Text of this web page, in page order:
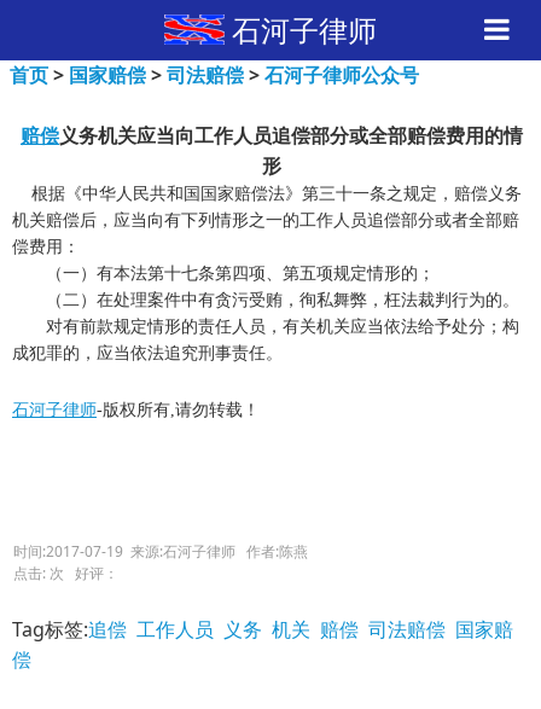
石河子律师
首页> 国家赔偿>司法赔偿>石河子律师公众号
赔偿义务机关应当向工作人员追偿部分或全部赔偿费用的情
形
根据《中华人民共和国国家赔偿法》第三十一条之规定，赔偿义务
机关赔偿后，应当向有下列情形之一的工作人员追偿部分或者全部赔
偿费用：
（一）有本法第十七条第四项、第五项规定情形的；
（二）在处理案件中有贪污受贿，徇私舞弊，枉法裁判行为的。
对有前款规定情形的责任人员，有关机关应当依法给予处分；构
成犯罪的，应当依法追究刑事责任。
石河子律师-版权所有,请勿转载！
时间:2017-07-19 来源:石河子律师 作者:陈燕
点击: 次 好评：
Tag标签:追偿 工作人员 义务 机关 赔偿 司法赔偿 国家赔
偿